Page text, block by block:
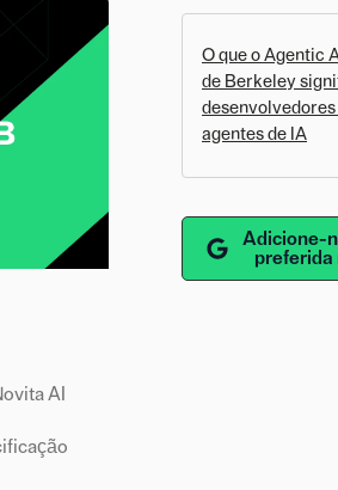
AI
O que o Agentic
de Berkeley
agentes de IA
Adicione-
preferida